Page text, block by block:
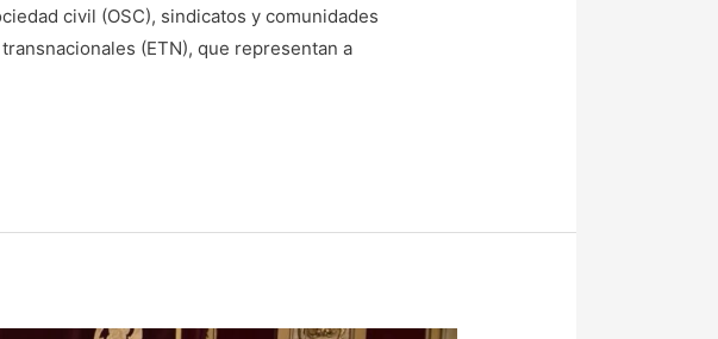
civil (OSC), sindicatos y comunidades
(ETN), que representan a